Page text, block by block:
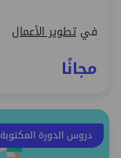
في تطوير الأعمال
مجانًا
دروس الدورة المكتوبة